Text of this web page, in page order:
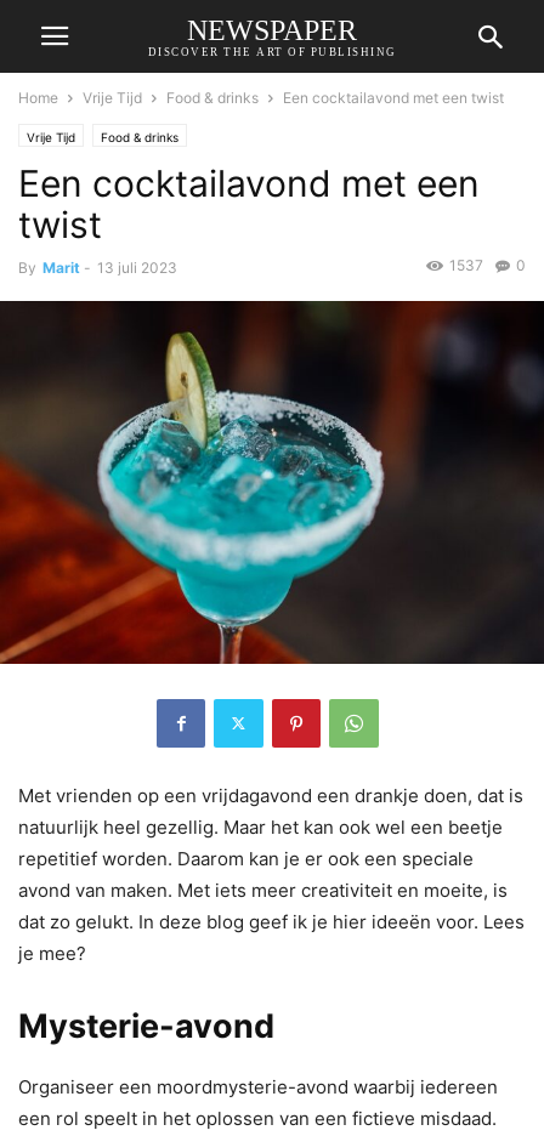
NEWSPAPER
DISCOVER THE ART OF PUBLISHING
Home Vrije Tijd Food & drinks Een cocktailavond met een twist
Vrije Tijd Food & drinks
Een cocktailavond met een
twist
By Marit - 13 juli 2023 0
1537
Met vrienden op een vrijdagavond een drankje doen, dat is
natuurlijk heel gezellig. Maar het kan ook wel een beetje
repetitief worden. Daarom kan je er ook een speciale
avond van maken. Met iets meer creativiteit en moeite, is
dat zo gelukt. In deze blog geef ik je hier ideeën voor. Lees
je mee?
Mysterie-avond
Organiseer een moordmysterie-avond waarbij iedereen
een rol speelt in het oplossen van een fictieve misdaad.